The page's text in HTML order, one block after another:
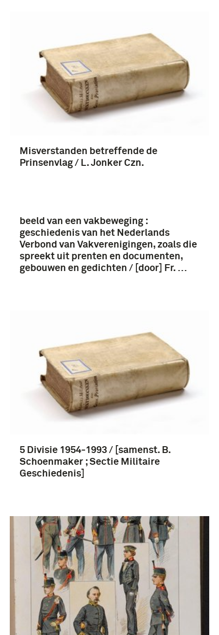
Misverstanden betreffende de
Prinsenvlag / L. Jonker Czn.
beeld van een vakbeweging :
geschiedenis van het Nederlands
Verbond van Vakverenigingen, zoals die
spreekt uit prenten en documenten,
gebouwen en gedichten / [door] Fr. …
5 Divisie 1954-1993 / [samenst. B.
Schoenmaker ; Sectie Militaire
Geschiedenis]